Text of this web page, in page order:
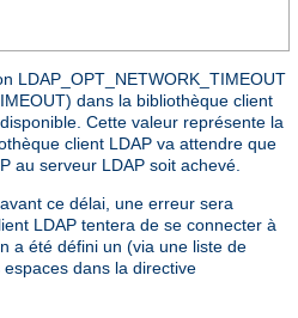
LDAP_OPT_NETWORK_TIMEOUT
dans la bibliothèque client
Cette valeur représente la
client LDAP va attendre que
au serveur LDAP soit achevé.
ce délai, une erreur sera
LDAP tentera de se connecter à
a été défini un (via une liste de
dans la directive